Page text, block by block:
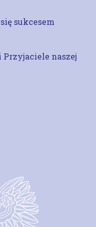
sukcesem
naszej